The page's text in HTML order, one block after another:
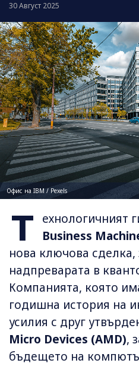
30 Август 2025
Офис на IBM / Pexels
Т ехнологичният
Business
нова ключова сделка,
надпреварата в
Компанията, която
годишна история на
усилия с друг
Micro Devices (AMD),
бъдещето на